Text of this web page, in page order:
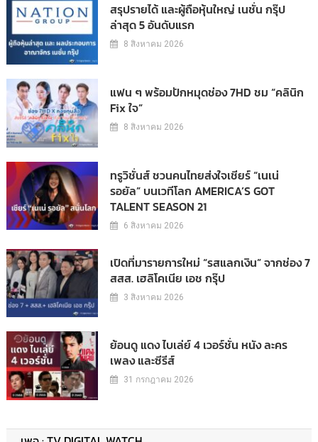
สรุปรายได้ และผู้ถือหุ้นใหญ่ เนชั่น กรุ๊ป
ล่าสุด 5 อันดับแรก
8 สิงหาคม 2026
แฟน ๆ พร้อมปักหมุดช่อง 7HD ชม “คลินิก
Fix ใจ”
8 สิงหาคม 2026
ทรูวิชั่นส์ ชวนคนไทยส่งใจเชียร์ “เนเน่
รอยัล” บนเวทีโลก AMERICA’S GOT
TALENT SEASON 21
6 สิงหาคม 2026
เปิดที่มารายการใหม่ “รสแลกเงิน” จากช่อง 7
สสส. เฮลิโคเนีย เอช กรุ๊ป
3 สิงหาคม 2026
ย้อนดู แดง ไบเล่ย์ 4 เวอร์ชั่น หนัง ละคร
เพลง และซีรีส์
31 กรกฎาคม 2026